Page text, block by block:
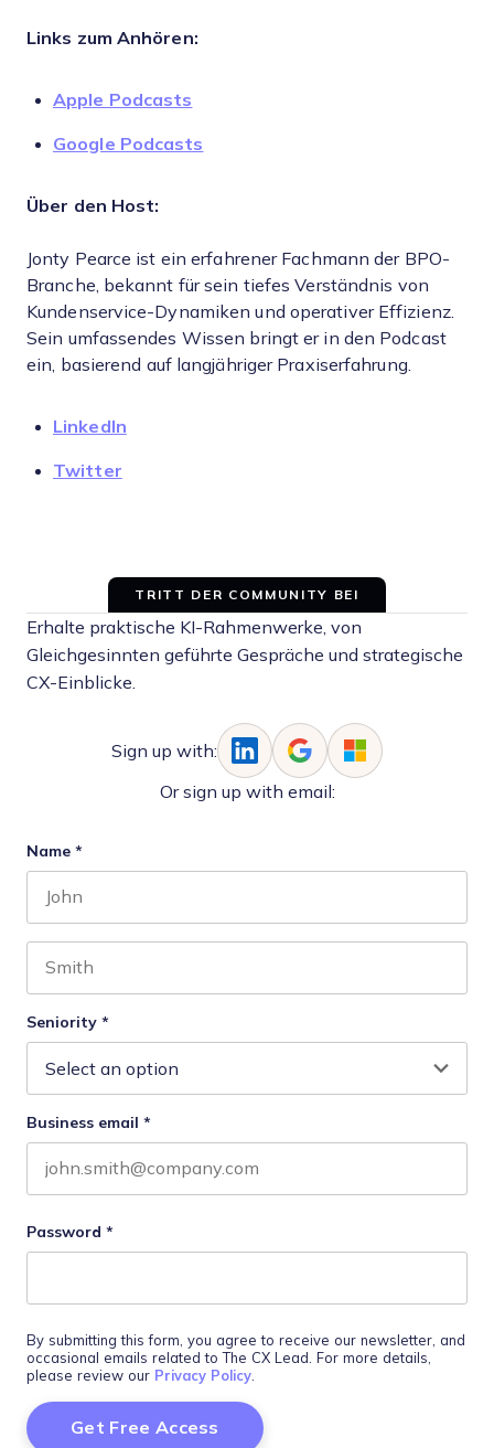
Links zum Anhören:
Apple Podcasts
Google Podcasts
Über den Host:
Jonty Pearce ist ein erfahrener Fachmann der BPO-
Branche, bekannt für sein tiefes Verständnis von
Kundenservice-Dynamiken und operativer Effizienz.
Sein umfassendes Wissen bringt er in den Podcast
ein, basierend auf langjähriger Praxiserfahrung.
LinkedIn
Twitter
TRITT DER COMMUNITY BEI
Erhalte praktische KI-Rahmenwerke, von
Gleichgesinnten geführte Gespräche und strategische
CX-Einblicke.
Sign up with:
Or sign up with email:
Name *
Seniority *
Business email *
Password *
By submitting this form, you agree to receive our newsletter, and
occasional emails related to The CX Lead. For more details,
please review our Privacy Policy.